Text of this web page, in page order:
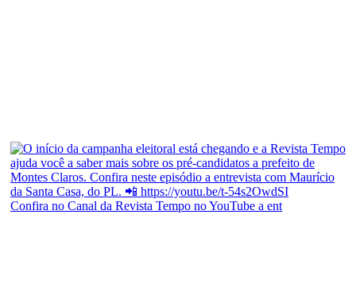
Confira no Canal da Revista Tempo no YouTube a ent